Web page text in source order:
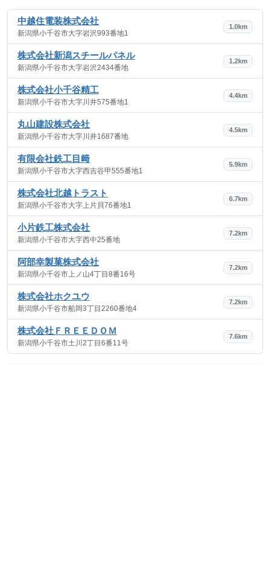
中越住電装株式会社
新潟県小千谷市大字岩沢993番地1
1.0km
株式会社新潟スチールパネル
新潟県小千谷市大字岩沢2434番地
1.2km
株式会社小千谷精工
新潟県小千谷市大字川井575番地1
4.4km
丸山建設株式会社
新潟県小千谷市大字川井1687番地
4.5km
有限会社鉄工目﨑
新潟県小千谷市大字西吉谷甲555番地1
5.9km
株式会社北越トラスト
新潟県小千谷市大字上片貝76番地1
6.7km
小片鉄工株式会社
新潟県小千谷市大字西中25番地
7.2km
阿部幸製菓株式会社
新潟県小千谷市上ノ山4丁目8番16号
7.2km
株式会社ホクユウ
新潟県小千谷市船岡3丁目2260番地4
7.2km
株式会社ＦＲＥＥＤＯＭ
新潟県小千谷市土川2丁目6番11号
7.6km